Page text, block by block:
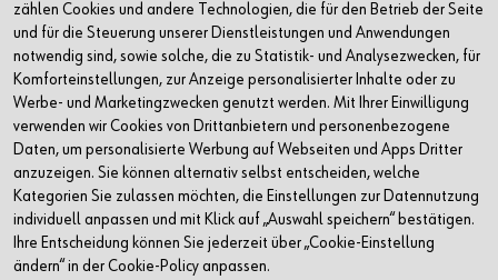
info@wuerth.com
zählen Cookies und andere Technologien, die für den Betrieb der Seite
und für die Steuerung unserer Dienstleistungen und Anwendungen
notwendig sind, sowie solche, die zu Statistik- und Analysezwecken, für
Komforteinstellungen, zur Anzeige personalisierter Inhalte oder zu
Werbe- und Marketingzwecken genutzt werden. Mit Ihrer Einwilligung
verwenden wir Cookies von Drittanbietern und personenbezogene
Daten, um personalisierte Werbung auf Webseiten und Apps Dritter
anzuzeigen. Sie können alternativ selbst entscheiden, welche
Kategorien Sie zulassen möchten, die Einstellungen zur Datennutzung
individuell anpassen und mit Klick auf „Auswahl speichern“ bestätigen.
Ihre Entscheidung können Sie jederzeit über „Cookie-Einstellung
ändern“ in der Cookie-Policy anpassen.